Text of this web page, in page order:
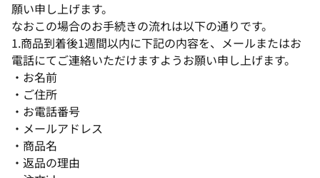
願い申し上げます。
なおこの場合のお手続きの流れは以下の通りです。
1.商品到着後1週間以内に下記の内容を、メールまたはお
電話にてご連絡いただけますようお願い申し上げます。
・お名前
・ご住所
・お電話番号
・メールアドレス
・商品名
・返品の理由